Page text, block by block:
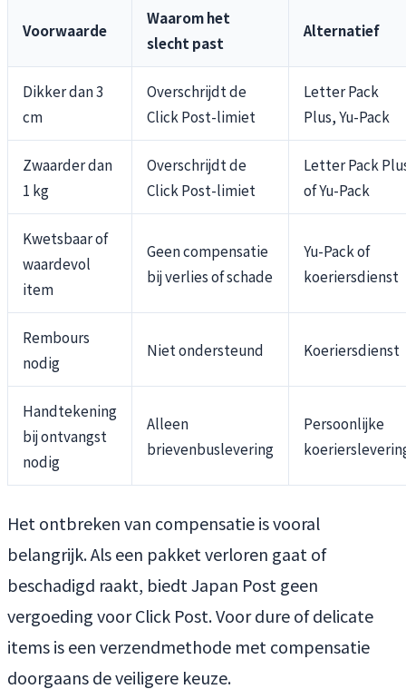
Voorwaarde
Waarom het
slecht past
Alternatief
Dikker dan 3
cm
Overschrijdt de
Click Post-limiet
Letter Pack
Plus, Yu-Pack
Zwaarder dan
1 kg
Overschrijdt de
Click Post-limiet
Letter Pack
of Yu-Pack
Kwetsbaar of
waardevol
item
Geen compensatie
bij verlies of schade
Yu-Pack of
koeriersdienst
Rembours
nodig
Niet ondersteund Koeriersdienst
Handtekening
bij ontvangst
nodig
Alleen
brievenbuslevering
Persoonlijke
Het ontbreken van compensatie is vooral
belangrijk. Als een pakket verloren gaat of
beschadigd raakt, biedt Japan Post geen
vergoeding voor Click Post. Voor dure of delicate
items is een verzendmethode met compensatie
doorgaans de veiligere keuze.